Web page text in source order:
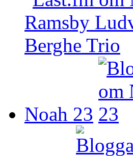
Noah 23